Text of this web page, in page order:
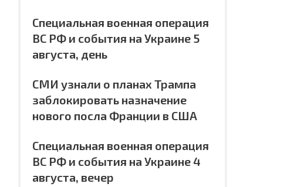
Специальная военная операция
ВС РФ и события на Украине 5
августа, день
СМИ узнали о планах Трампа
заблокировать назначение
нового посла Франции в США
Специальная военная операция
ВС РФ и события на Украине 4
августа, вечер